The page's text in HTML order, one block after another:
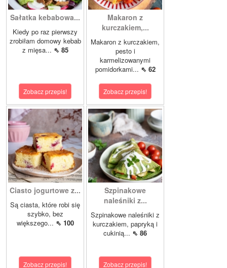
Sałatka kebabowa...
Kiedy po raz pierwszy
zrobiłam domowy kebab
z mięsa... ⇖ 85
Zobacz przepis!
Makaron z
kurczakiem,...
Makaron z kurczakiem,
pesto i
karmelizowanymi
pomidorkami... ⇖ 62
Zobacz przepis!
Ciasto jogurtowe z...
Są ciasta, które robi się
szybko, bez
większego... ⇖ 100
Zobacz przepis!
Szpinakowe
naleśniki z...
Szpinakowe naleśniki z
kurczakiem, papryką i
cukinią... ⇖ 86
Zobacz przepis!